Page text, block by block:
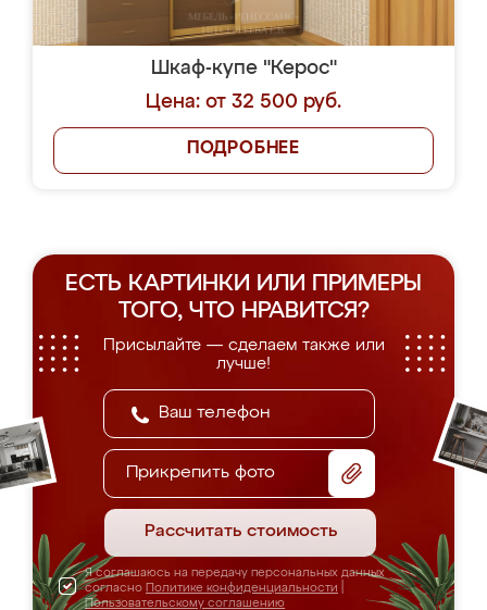
Шкаф-купе "Керос"
Цена: от 32 500 руб.
ПОДРОБНЕЕ
ЕСТЬ КАРТИНКИ ИЛИ ПРИМЕРЫ
ТОГО, ЧТО НРАВИТСЯ?
Присылайте — сделаем также или
лучше!
Прикрепить фото
Рассчитать стоимость
Я соглашаюсь на передачу персональных данных
согласно Политике конфиденциальности
Пользовательскому соглашению